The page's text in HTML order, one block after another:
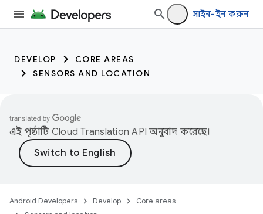
সাইন-ইন করুন
DEVELOP
CORE AREAS
SENSORS AND LOCATION
এই পৃষ্ঠাটি Cloud Translation API অনুবাদ করেছে।
Android Developers Develop
Core areas